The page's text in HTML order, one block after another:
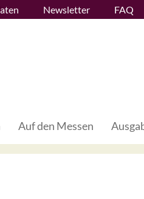
Newsletter FAQ
Auf den Messen